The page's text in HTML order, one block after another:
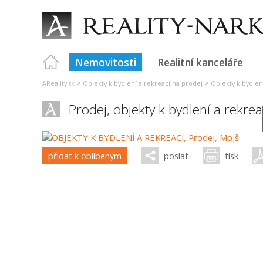
Nemovitosti Realitní kanceláře
AReality.sk > Objekty k bydlení a rekreaci na prodej > Objekty k
Prodej, objekty k bydlení a
přidat k oblíbeným poslat tisk